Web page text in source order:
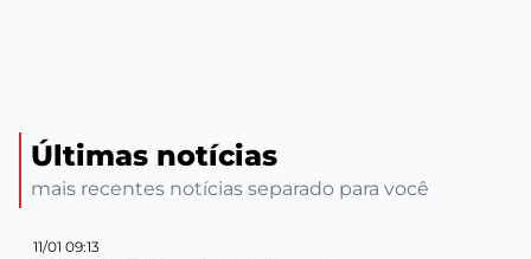
Últimas notícias
mais recentes notícias separado para você
11/01 09:13